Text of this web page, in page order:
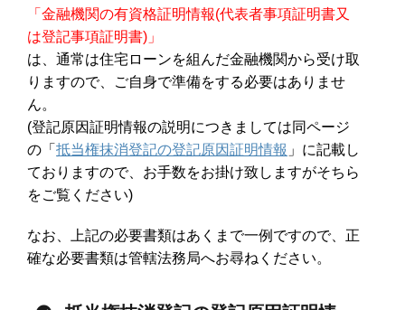
「金融機関の有資格証明情報(代表者事項証明書又
は登記事項証明書)」
は、通常は住宅ローンを組んだ金融機関から受け取
りますので、ご自身で準備をする必要はありませ
ん。
(登記原因証明情報の説明につきましては同ページ
の「 抵当権抹消登記の登記原因証明情報 」に記載し
ておりますので、お手数をお掛け致しますがそちら
をご覧ください)
なお、上記の必要書類はあくまで一例ですので、正
確な必要書類は管轄法務局へお尋ねください。